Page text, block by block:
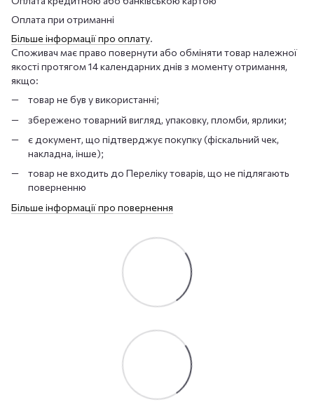
Оплата при отриманні
Більше інформації про оплату.
Споживач має право повернути або обміняти товар належної
якості протягом 14 календарних днів з моменту отримання,
якщо:
товар не був у використанні;
збережено товарний вигляд, упаковку, пломби, ярлики;
є документ, що підтверджує покупку (фіскальний чек,
накладна, інше);
товар не входить до Переліку товарів, що не підлягають
поверненню
Більше інформації про повернення